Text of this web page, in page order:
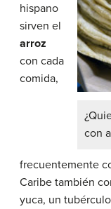
con
hispano
sirven el
arroz
con cada
comida,
frecuentemente
Caribe también
yuca, un